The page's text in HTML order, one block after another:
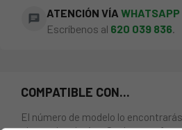
chat ATENCIÓN VÍA WHATSAPP
Escríbenos al 620 039 836
COMPATIBLE CON...
El número de modelo lo